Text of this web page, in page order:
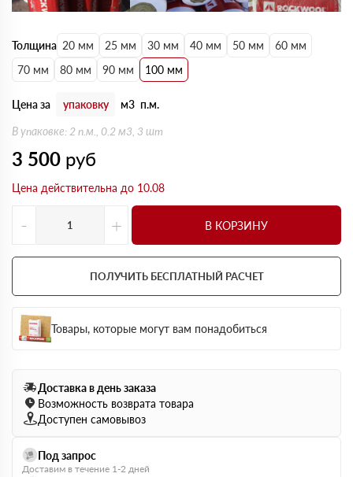
Толщина 20 мм 25 мм 30 мм 40 мм 50 мм
60 мм
70 мм
80 мм 90 мм 100 мм
Цена за упаковку м3 п.м.
В упаковке: 2 п.м., 0.2 м3, 3 шт
3 500 руб
Цена действительна до 10.08
- + В КОРЗИНУ
ПОЛУЧИТЬ БЕСПЛАТНЫЙ РАСЧЕТ
Товары, которые могут вам понадобиться
Доставка в день заказа
Возможность возврата товара
Доступен самовывоз
Под запрос
Доставим в течение 1-2 дней